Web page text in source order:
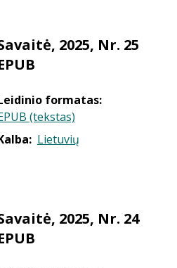
2025, Nr. 25
formatas:
(tekstas)
Lietuvių
2025, Nr. 24